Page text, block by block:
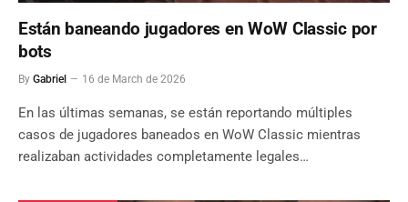
Están baneando jugadores en WoW Classic por
bots
By Gabriel 16 de March de 2026
En las últimas semanas, se están reportando múltiples
casos de jugadores baneados en WoW Classic mientras
realizaban actividades completamente legales…